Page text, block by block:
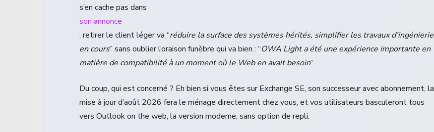
s’en cache pas dans
son annonce
, retirer le client léger va “réduire la surface des systèmes hérités, simplifier les travaux d’ingénierie
en cours” sans oublier l’oraison funèbre qui va bien : “OWA Light a été une expérience importante en
matière de compatibilité à un moment où le Web en avait besoin“.
Du coup, qui est concerné ? Eh bien si vous êtes sur Exchange SE, son successeur avec abonnement, la
mise à jour d’août 2026 fera le ménage directement chez vous, et vos utilisateurs basculeront tous
vers Outlook on the web, la version moderne, sans option de repli.